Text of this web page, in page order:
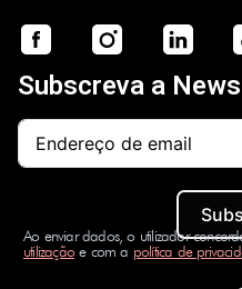
Subscreva a
Ao enviar dados, o utilizador
utilizaçãoe com a política de